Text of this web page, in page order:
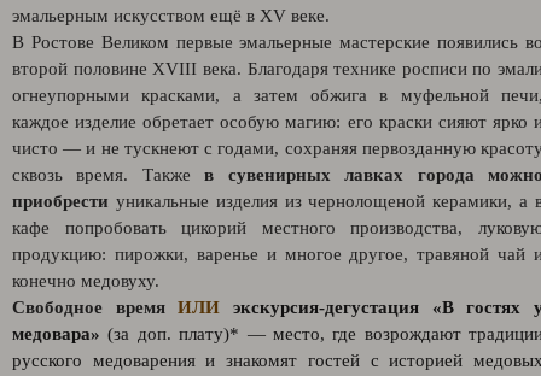
эмальерным искусством ещё в XV веке.
В Ростове Великом первые эмальерные мастерские появились
второй половине XVIII века. Благодаря технике росписи по
огнеупорными красками, а затем обжига в муфельной
каждое изделие обретает особую магию: его краски сияют ярко
чисто — и не тускнеют с годами, сохраняя первозданную
сквозь время. Такжев сувенирных лавках города
приобрести уникальные изделия из чернолощеной керамики, а
кафе попробовать цикорий местного производства,
продукцию: пирожки, варенье и многое другое, травяной чай
конечно медовуху.
Свободное время
ИЛИэкскурсия-дегустация «В гостях
медовара»(за доп. плату)* — место, где возрождают
русского медоварения и знакомят гостей с историей